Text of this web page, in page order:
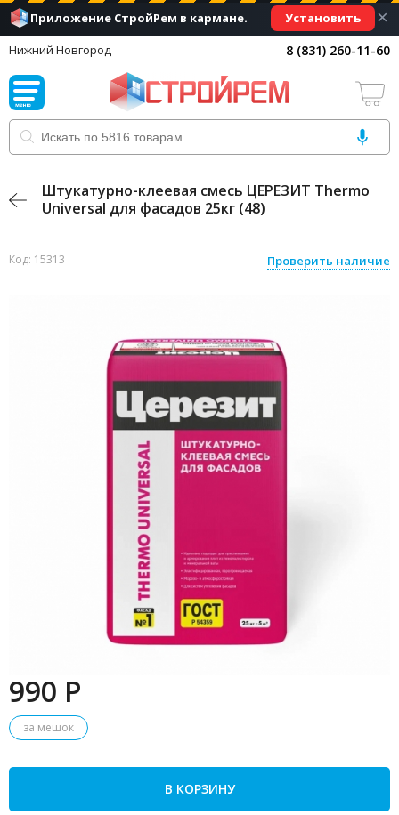
Приложение СтройРем в кармане. Установить ×
Нижний Новгород 8 (831) 260-11-60
Штукатурно-клеевая смесь ЦЕРЕЗИТ Thermо
Universal для фасадов 25кг (48)
Код: 15313 Проверить наличие
990 P
за мешок
В КОРЗИНУ